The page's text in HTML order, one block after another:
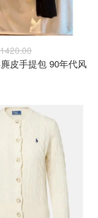
皮手提包 90年代风